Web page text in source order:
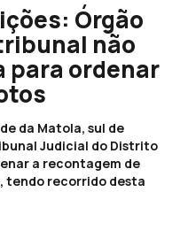
Órgão
não
para ordenar
da Matola, sul de
Judicial do Distrito
a recontagem de
tendo recorrido desta